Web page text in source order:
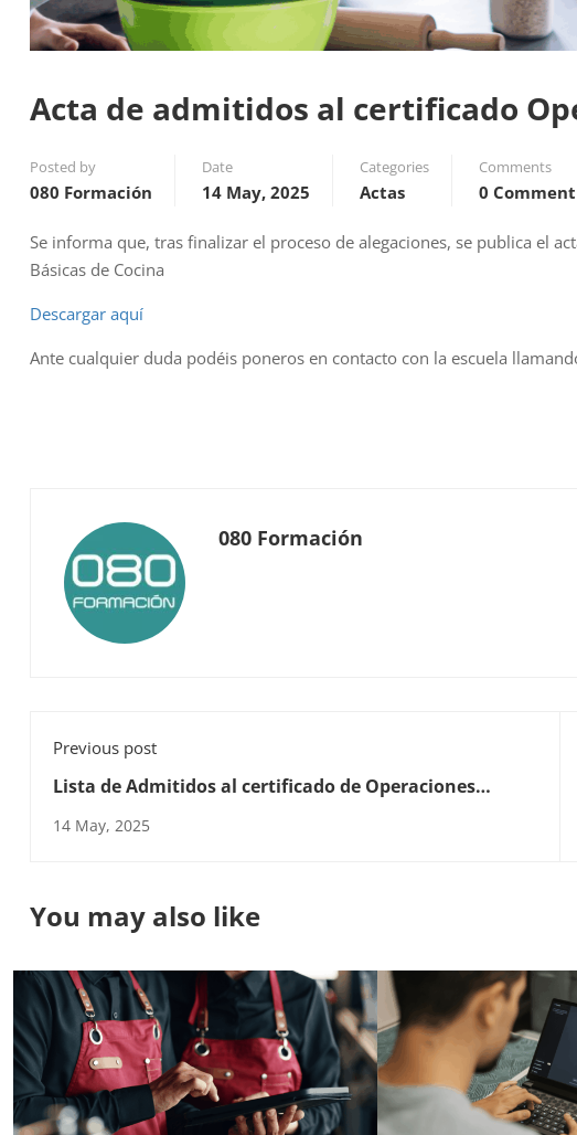
Acta de admitidos al certificado
Posted by
080 Formación
Date
14 May, 2025
Categories
Actas
Comments
0 Comment
Se informa que, tras finalizar el proceso de alegaciones, se publica el
Básicas de Cocina
Descargar aquí
Ante cualquier duda podéis poneros en contacto con la escuela
080 Formación
Previous post
Lista de Admitidos al certificado de Operaciones
14 May, 2025
You may also like